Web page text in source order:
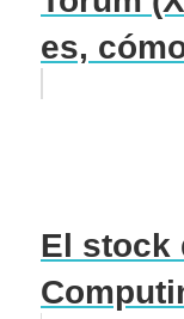
es,
El stock